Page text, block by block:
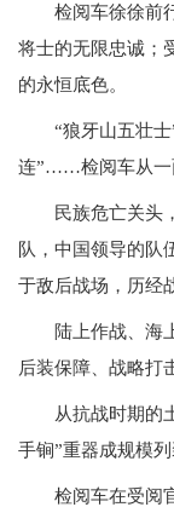
检阅车徐徐前行
将士的无限忠诚；
的永恒底色。
“狼牙山五壮士
连”……检阅车从一
民族危亡关头，
队，中国领导的队
于敌后战场，历经
陆上作战、海上
后装保障、战略打
从抗战时期的土
手锏”重器成规模
检阅车在受阅官